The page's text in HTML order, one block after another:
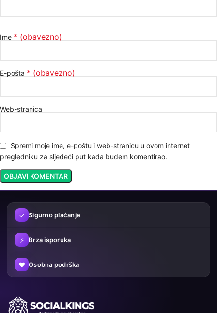
Ime * (obavezno)
E-pošta * (obavezno)
Web-stranica
Spremi moje ime, e-poštu i web-stranicu u ovom internet
pregledniku za sljedeći put kada budem komentirao.
✓ Sigurno plaćanje
⚡ Brza isporuka
♥ Osobna podrška